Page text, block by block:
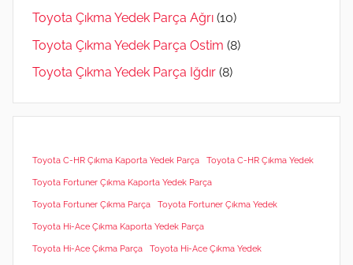
Toyota Çıkma Yedek Parça Ağrı (10)
Toyota Çıkma Yedek Parça Ostim (8)
Toyota Çıkma Yedek Parça Iğdır (8)
Toyota C-HR Çıkma Kaporta Yedek Parça Toyota C-HR Çıkma Yedek
Toyota Fortuner Çıkma Kaporta Yedek Parça
Toyota Fortuner Çıkma Parça Toyota Fortuner Çıkma Yedek
Toyota Hi-Ace Çıkma Kaporta Yedek Parça
Toyota Hi-Ace Çıkma Parça Toyota Hi-Ace Çıkma Yedek